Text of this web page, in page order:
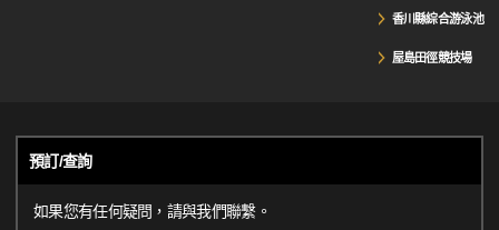
香川縣綜合游泳池
屋島田徑競技場
預訂/查詢
如果您有任何疑問，請與我們聯繫。